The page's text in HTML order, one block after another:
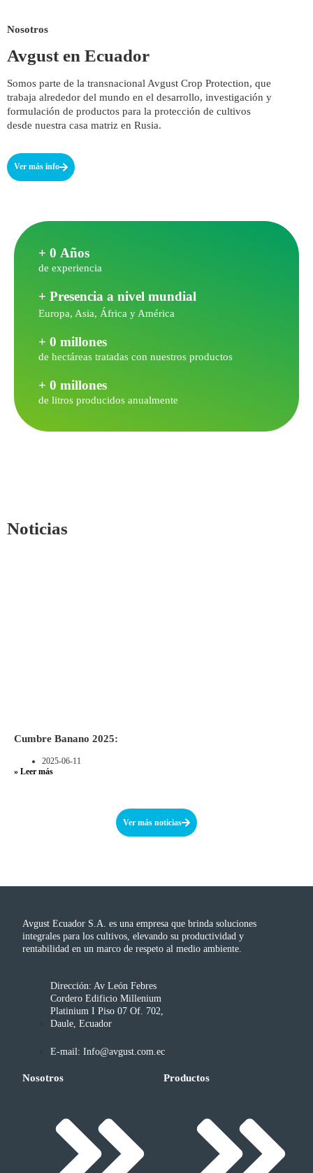
Nosotros
Avgust en Ecuador
Somos parte de la transnacional Avgust Crop Protection, que
trabaja alrededor del mundo en el desarrollo, investigación y
formulación de productos para la protección de cultivos
desde nuestra casa matriz en Rusia.
Ver más info
de experiencia
+ 0 Años
+ Presencia a nivel mundial
Europa, Asia, África y América
de hectáreas tratadas con nuestros productos
+ 0 millones
de litros producidos anualmente
+ 0 millones
Noticias
Cumbre Banano 2025:
2025-06-11
» Leer más
Ver más noticias
Avgust Ecuador S.A. es una empresa que brinda soluciones
integrales para los cultivos, elevando su productividad y
rentabilidad en un marco de respeto al medio ambiente.
Dirección: Av León Febres
Cordero Edificio Millenium
Platinium I Piso 07 Of. 702,
Daule, Ecuador
E-mail: Info@avgust.com.ec
Nosotros Productos